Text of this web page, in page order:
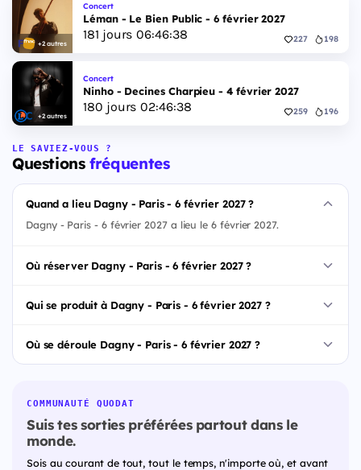
+2 autres
Concert
Léman - Le Bien Public - 6 février 2027
181 jours 06:46:37 227 198
+2 autres
Concert
Ninho - Decines Charpieu - 4 février 2027
180 jours 02:46:37 259 196
LE SAVIEZ-VOUS ?
Questionsfréquentes
Quand a lieu Dagny - Paris - 6 février 2027 ?
Dagny - Paris - 6 février 2027 a lieu le 6 février 2027.
Où réserver Dagny - Paris - 6 février 2027 ?
Qui se produit à Dagny - Paris - 6 février 2027 ?
Où se déroule Dagny - Paris - 6 février 2027 ?
COMMUNAUTÉ QUODAT
Suis tes sorties préférées partout dans le
monde.
Sois au courant de tout, tout le temps, n'importe où, et avant